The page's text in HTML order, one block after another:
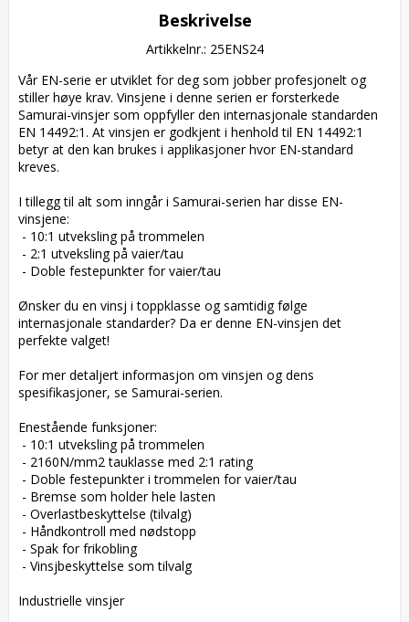
Beskrivelse
Artikkelnr.: 25ENS24
Vår EN-serie er utviklet for deg som jobber profesjonelt og
stiller høye krav. Vinsjene i denne serien er forsterkede
Samurai-vinsjer som oppfyller den internasjonale standarden
EN 14492:1. At vinsjen er godkjent i henhold til EN 14492:1
betyr at den kan brukes i applikasjoner hvor EN-standard
kreves.
I tillegg til alt som inngår i Samurai-serien har disse EN-
vinsjene:
Ønsker du en vinsj i toppklasse og samtidig følge
internasjonale standarder? Da er denne EN-vinsjen det
perfekte valget!
For mer detaljert informasjon om vinsjen og dens
spesifikasjoner, se Samurai-serien.
Enestående funksjoner:
Industrielle vinsjer